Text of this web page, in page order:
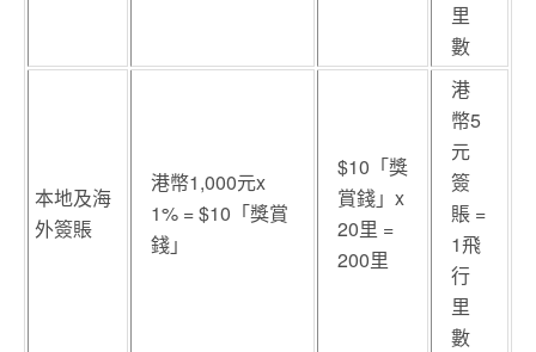
里
數
本地及海
外簽賬
港幣1,000元x
1% = $10「獎賞
錢」
$10「獎
賞錢」x
20里 =
200里
港
幣5
元
簽
賬 =
1飛
行
里
數